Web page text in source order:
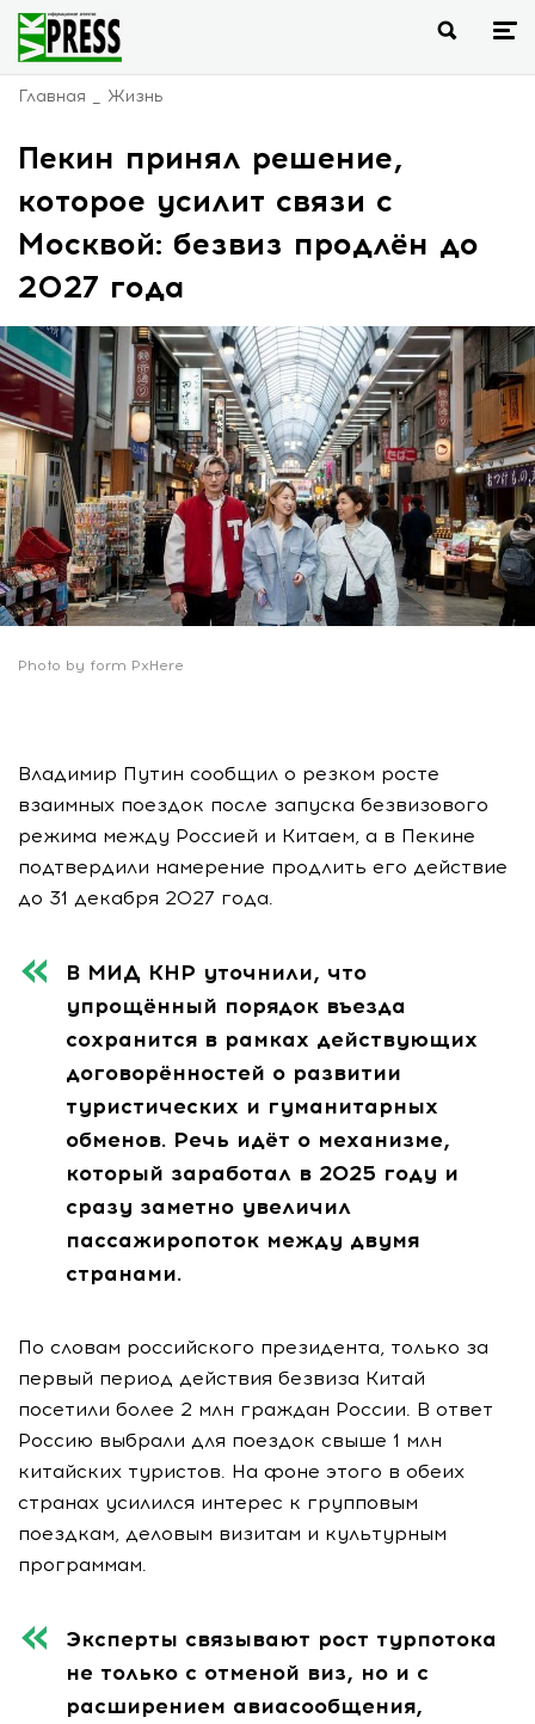
Главная Жизнь
Пекин принял решение,
которое усилит связи с
Москвой: безвиз продлён до
2027 года
Photo by form PxHere
Владимир Путин сообщил о резком росте
взаимных поездок после запуска безвизового
режима между Россией и Китаем, а в Пекине
подтвердили намерение продлить его действие
до 31 декабря 2027 года.
В МИД КНР уточнили, что
упрощённый порядок въезда
сохранится в рамках действующих
договорённостей о развитии
туристических и гуманитарных
обменов. Речь идёт о механизме,
который заработал в 2025 году и
сразу заметно увеличил
пассажиропоток между двумя
странами.
По словам российского президента, только за
первый период действия безвиза Китай
посетили более 2 млн граждан России. В ответ
Россию выбрали для поездок свыше 1 млн
китайских туристов. На фоне этого в обеих
странах усилился интерес к групповым
поездкам, деловым визитам и культурным
программам.
Эксперты связывают рост турпотока
не только с отменой виз, но и с
расширением авиасообщения,